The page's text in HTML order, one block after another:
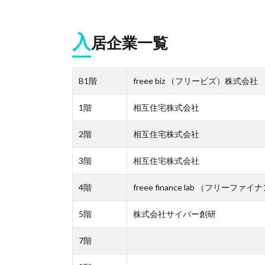
入居企業一覧
B1階 freee biz （フリービズ）株式会社
1階 相互住宅株式会社
2階 相互住宅株式会社
3階 相互住宅株式会社
4階 freee finance lab （フリーファイ
5階 株式会社サイバー創研
7階